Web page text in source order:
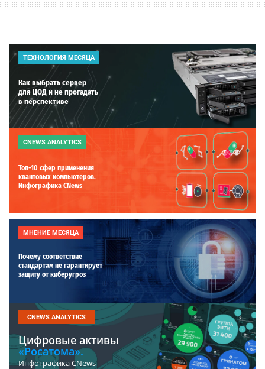
ТЕХНОЛОГИЯ МЕСЯЦА
Как выбрать сервер
для ЦОД и не прогадать
в перспективе
CNEWS ANALYTICS
Топ-10 сфер применения
квантовых компьютеров.
Инфографика CNews
МНЕНИЕ МЕСЯЦА
Почему соответствие
стандартам не гарантирует
защиту от киберугроз
CNEWS ANALYTICS
Цифровые активы
«Росатома».
Инфографика CNews